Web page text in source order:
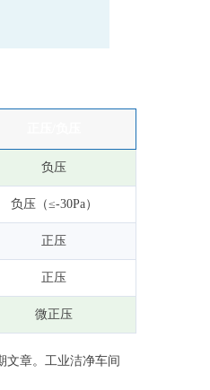
负压
负压（≤-30Pa）
正压
正压
微正压
文章。工业洁净车间